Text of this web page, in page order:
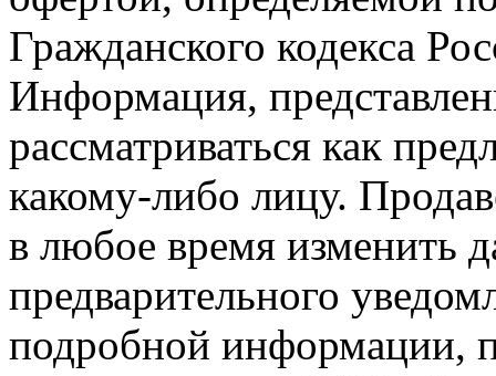
Гражданского кодекса
Информация,
рассматриваться как
какому-либо лицу.
в любое время изменить
предварительного
подробной информации,